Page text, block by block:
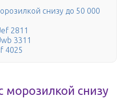
снизу до 50 000
2811
3311
4025
морозилкой снизу